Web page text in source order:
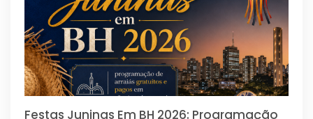
Festas Juninas Em BH 2026: Programação